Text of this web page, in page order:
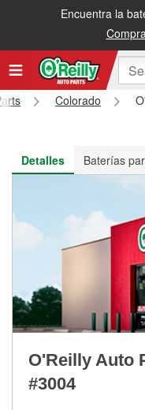
Encuentra la
Recibe tu orden gratis
Colorado
Detalles
Baterías
O'Reilly Auto
#3004